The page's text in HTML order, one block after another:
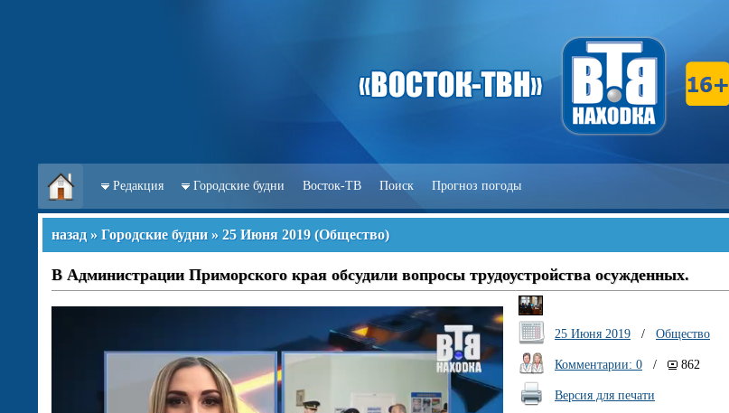
Редакция Городские будни Восток-ТВ Поиск Прогноз погоды
назад » Городские будни » 25 Июня 2019 (Общество)
В Администрации Приморского края обсудили вопросы трудоустройства осужденных.
25 Июня 2019 / Общество
Комментарии: 0 / 862
Версия для печати